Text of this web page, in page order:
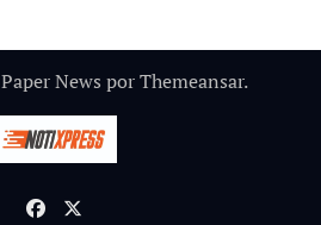
Paper News porThemeansar.